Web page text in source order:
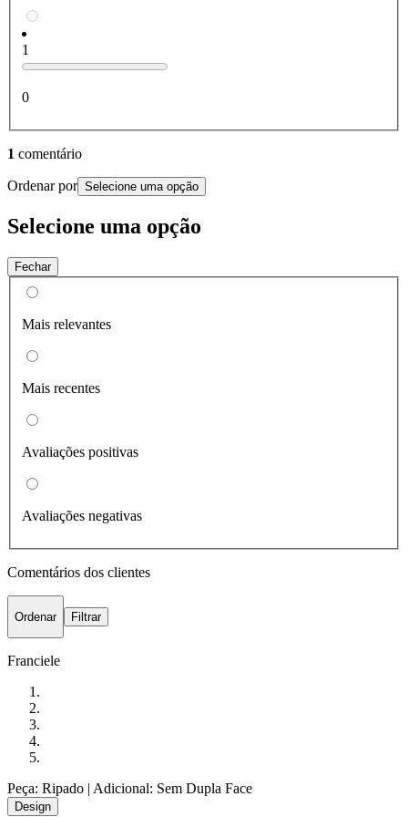
1
0
1 comentário
Ordenar por Selecione uma opção
Selecione uma opção
Fechar
Mais relevantes
Mais recentes
Avaliações positivas
Avaliações negativas
Comentários dos clientes
Ordenar Filtrar
Franciele
Peça: Ripado | Adicional: Sem Dupla Face
Design